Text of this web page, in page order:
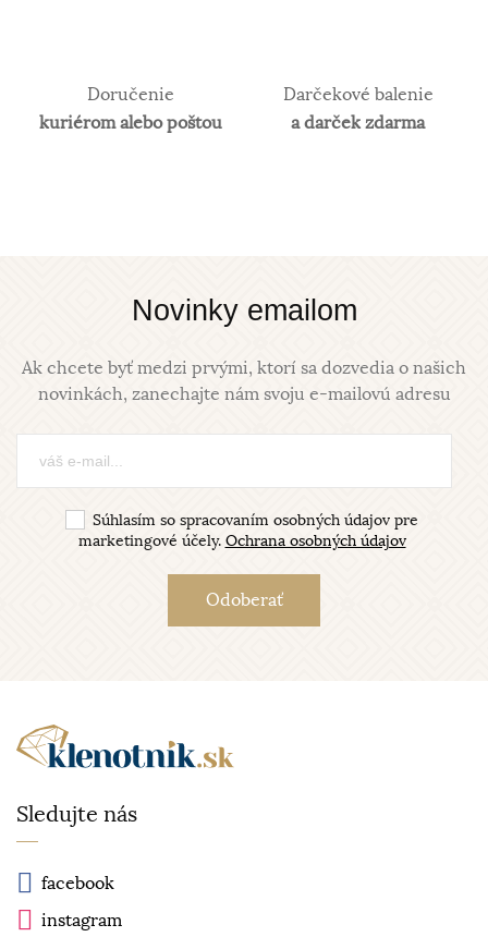
investičné účely. V súčasnosti je v obľube najmä
biele zlato. Obsah zlata v klenotníckych zliatinách
Doručenie
kuriérom alebo poštou
Darčekové balenie
a darček zdarma
Novinky emailom
Ak chcete byť medzi prvými, ktorí sa dozvedia o našich
novinkách, zanechajte nám svoju e-mailovú adresu
Súhlasím so spracovaním osobných údajov pre
marketingové účely. Ochrana osobných údajov
Sledujte nás
facebook
instagram